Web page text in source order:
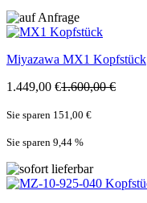
Miyazawa MX1 Kopfstück
1.449,00 €1.600,00 €
Sie sparen 151,00 €
Sie sparen 9,44 %